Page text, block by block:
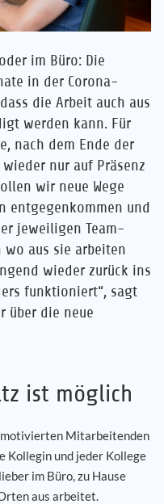
im Büro: Die
in der Corona-
die Arbeit auch aus
werden kann. Für
nach dem Ende der
nur auf Präsenz
wir neue Wege
entgegenkommen und
jeweiligen Team-
wo aus sie arbeiten
wieder zurück ins
funktioniert“, sagt
über die neue
ist möglich
Mitarbeitenden
Kollegin und jeder Kollege
im Büro, zu Hause
aus arbeitet.